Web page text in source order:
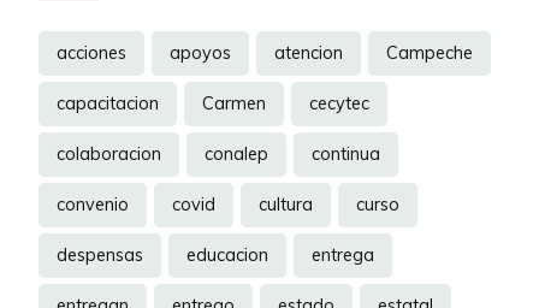
acciones apoyos atencion Campeche
capacitacion Carmen cecytec
colaboracion conalep continua
convenio covid cultura curso
despensas educacion entrega